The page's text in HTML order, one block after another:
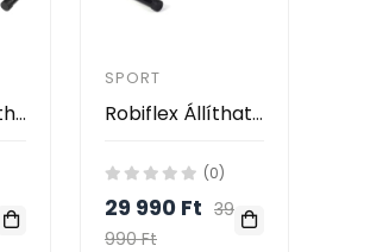
SportRace Otthoni összecsukható evezőgép
SPORT
Robiflex Állítható fekve nyomó evező pad
(0)
29 990 Ft 39
990 Ft